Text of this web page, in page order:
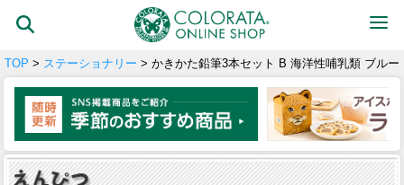
TOP > ステーショナリー > かきかた鉛筆3本セット B 海洋性哺乳類 ブルー